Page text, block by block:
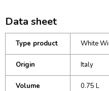
Data sheet
Type product White
Origin Italy
Volume 0.75 L